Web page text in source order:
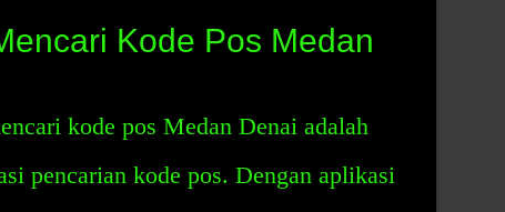
Kode Pos Medan
kode pos Medan Denai adalah
pencarian kode pos. Dengan aplikasi